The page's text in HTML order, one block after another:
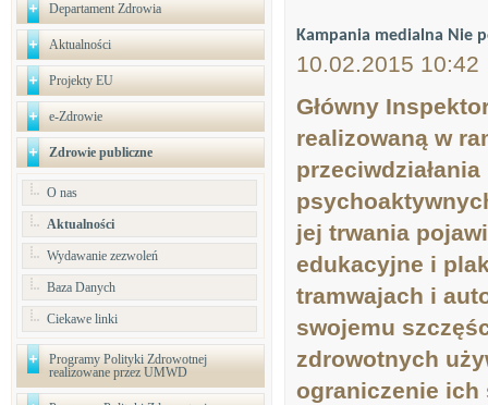
Departament Zdrowia
Aktualności
Projekty EU
e-Zdrowie
Zdrowie publiczne
O nas
Aktualności
Wydawanie zezwoleń
Baza Danych
Ciekawe linki
Programy Polityki Zdrowotnej
realizowane przez UMWD
Kampania medialna Nie
10.02.2015 10:42
Główny
realizowaną w
jej trwania
edukacyjne i
tramwajach i
swojemu
zdrowotnych
ograniczenie ich